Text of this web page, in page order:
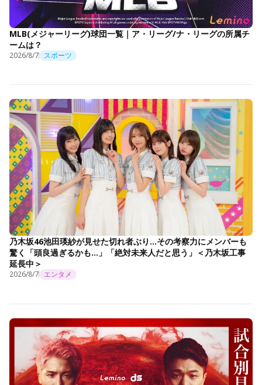
MLB(メジャーリーグ)球団一覧｜ア・リーグ/ナ・リーグの所属チ
ームは？
2026/8/7 スポーツ
乃木坂46池田瑛紗が見せた切れ者ぶり…その考察力にメンバーも
驚く「頭良過ぎるかも…」「絶対未来人だと思う」＜乃木坂工事
延長中＞
2026/8/7 エンタメ